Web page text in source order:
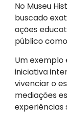
No Museu
buscado
ações
público
Um exemplo
iniciativa
vivenciar o
mediações
experiências